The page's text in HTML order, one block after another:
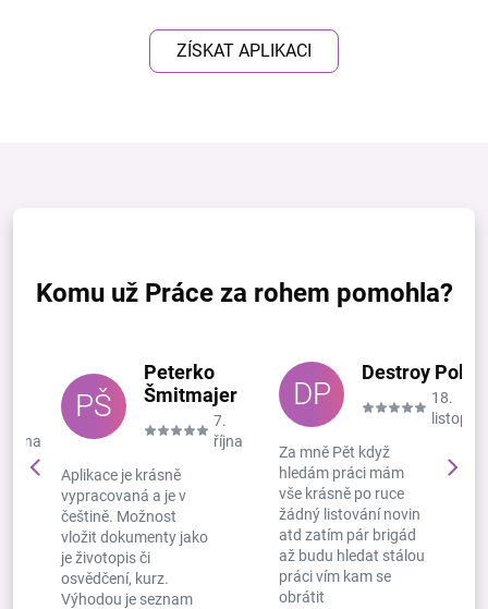
ZÍSKAT APLIKACI
Komu už Práce za rohem pomohla?
PŠ
Peterko
Šmitmajer
7.
října
Aplikace je krásně
vypracovaná a je v
češtině. Možnost
vložit dokumenty jako
je životopis či
osvědčení, kurz.
Výhodou je seznam
DP
Destroy Polak
18.
Za mně Pět když
hledám práci mám
vše krásně po ruce
žádný listování novin
atd zatím pár brigád
až budu hledat stálou
práci vím kam se
obrátit